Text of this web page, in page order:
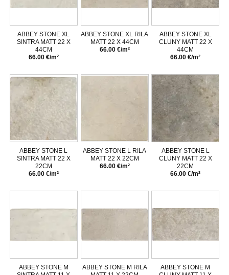
ABBEY STONE XL
SINTRA MATT 22 X
44CM
66.00 €/m²
ABBEY STONE XL RILA
MATT 22 X 44CM
66.00 €/m²
ABBEY STONE XL
CLUNY MATT 22 X
44CM
66.00 €/m²
ABBEY STONE L
SINTRA MATT 22 X
22CM
66.00 €/m²
ABBEY STONE L RILA
MATT 22 X 22CM
66.00 €/m²
ABBEY STONE L
CLUNY MATT 22 X
22CM
66.00 €/m²
ABBEY STONE M
ABBEY STONE M RILA
ABBEY STONE M